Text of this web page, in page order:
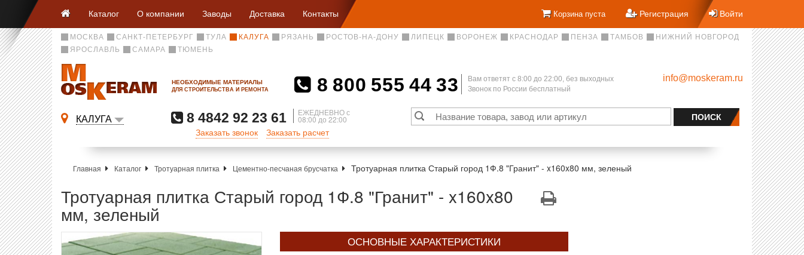
Каталог О компании Заводы Доставка Контакты Корзина пуста Регистрация Войти
МОСКВА САНКТ-ПЕТЕРБУРГ ТУЛА КАЛУГА РЯЗАНЬ РОСТОВ-НА-ДОНУ ЛИПЕЦК ВОРОНЕЖ КРАСНОДАР ПЕНЗА ТАМБОВ
НИЖНИЙ НОВГОРОД
ЯРОСЛАВЛЬ
САМАРА ТЮМЕНЬ
НЕОБХОДИМЫЕ МАТЕРИАЛЫ
ДЛЯ СТРОИТЕЛЬСТВА И РЕМОНТА 8 800 555 44 33
Вам ответят c 8:00 до 22:00, без выходных
Звонок по России бесплатный
info@moskeram.ru
КАЛУГА 8 4842 92 23 61 ЕЖЕДНЕВНО с
08:00 до 22:00
Заказать звонок Заказать расчет
Главная Каталог Тротуарная плитка Цементно-песчаная брусчатка Тротуарная плитка Старый город 1Ф.8 "Гранит" - x160x80 мм, зеленый
Тротуарная плитка Старый город 1Ф.8 "Гранит" - x160x80
мм, зеленый
ОСНОВНЫЕ ХАРАКТЕРИСТИКИ